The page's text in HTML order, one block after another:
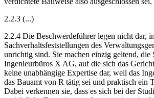
2.2.3 (...)
2.2.4 Die Beschwerdeführer legen nicht dar,
Sachverhaltsfeststellungen des
unrichtig sind. Sie machen einzig geltend, die
Ingenieurbüros X AG, auf die sich das
keine unabhängige Expertise dar, weil das
das Bauamt von R tätig sei und praktisch ein
Dabei verkennen sie, dass es sich bei der